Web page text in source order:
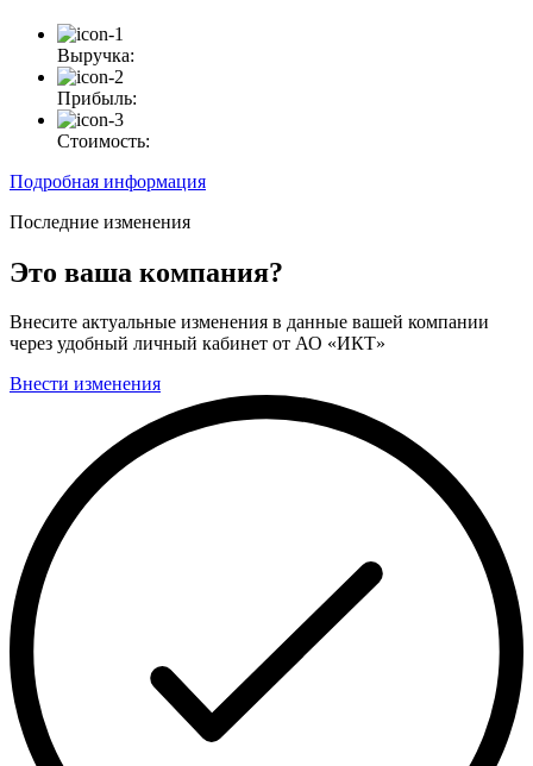
Выручка:
Прибыль:
Стоимость:
Подробная информация
Последние изменения
Это ваша компания?
Внесите актуальные изменения в данные вашей компании
через удобный личный кабинет от АО «ИКТ»
Внести изменения